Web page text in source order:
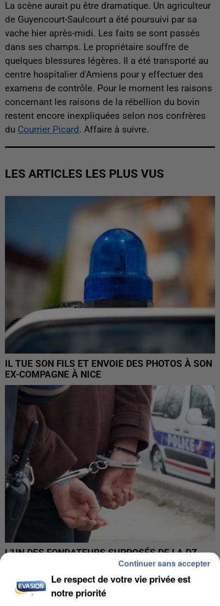
La scène aurait pu être dramatique. Un agriculteur
de Guyencourt-Saulcourt a été poursuivi par sa
vache hier après-midi. Les faits se sont passés
dans ses champs. Le propriétaire souffre de
quelques blessures légères. Il a été transporté au
centre hospitalier d'Amiens pour y effectuer des
examens de contrôle. Pour le moment les raisons
concernant les raisons de la rébellion du bovin
restent encore inexpliquées selon nos confrères
du Courrier Picard. Affaire à suivre.
LES ARTICLES LES PLUS VUS
IL TUE SON FILS ET ENVOIE DES PHOTOS À SON
EX-COMPAGNE À NICE
L’UN DES FONDATEURS SUPPOSÉS DE LA DZ
MAFIA INTERPELLÉ EN ALGÉRIE
Le respect de votre vie privée est
notre priorité
Continuer sans accepter